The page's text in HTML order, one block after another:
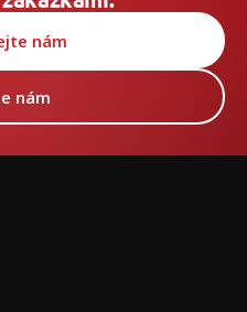
nám
nám